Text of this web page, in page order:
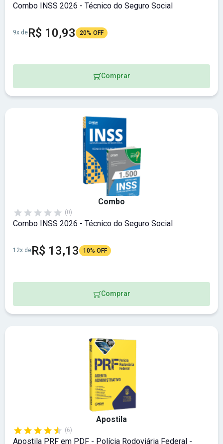
Combo INSS 2026 - Técnico do Seguro Social
9x deR$ 10,93 20% OFF
Comprar
Combo
(0)
Combo INSS 2026 - Técnico do Seguro Social
12x deR$ 13,13 10% OFF
Comprar
Apostila
(6)
Apostila PRF em PDF - Polícia Rodoviária Federal -